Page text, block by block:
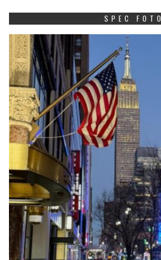
SPEC FOTO